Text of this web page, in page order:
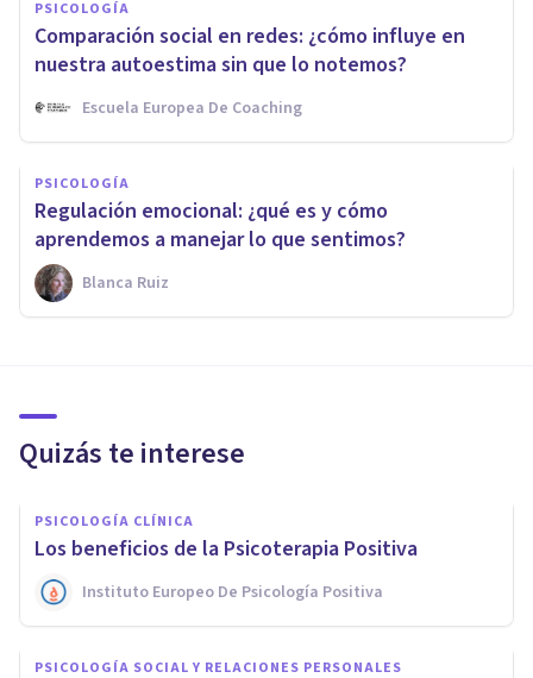
PSICOLOGÍA
Comparación social en redes: ¿cómo influye en
nuestra autoestima sin que lo notemos?
Escuela Europea De Coaching
PSICOLOGÍA
Regulación emocional: ¿qué es y cómo
aprendemos a manejar lo que sentimos?
Blanca Ruiz
Quizás te interese
PSICOLOGÍA CLÍNICA
Los beneficios de la Psicoterapia Positiva
Instituto Europeo De Psicología Positiva
PSICOLOGÍA SOCIAL Y RELACIONES PERSONALES